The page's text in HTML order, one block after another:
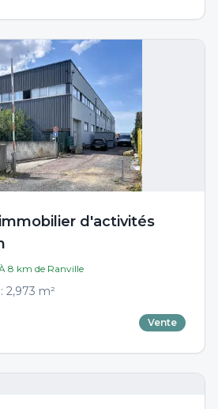
d'activités
8 km de Ranville
2,973 m²
Vente